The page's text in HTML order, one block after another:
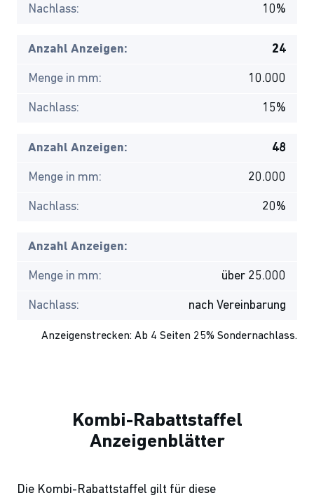
Nachlass: 10%
Anzahl Anzeigen: 24
Menge in mm: 10.000
Nachlass: 15%
Anzahl Anzeigen: 48
Menge in mm: 20.000
Nachlass: 20%
Anzahl Anzeigen:
Menge in mm: über 25.000
Nachlass: nach Vereinbarung
Anzeigenstrecken: Ab 4 Seiten 25% Sondernachlass.
Kombi-Rabattstaffel
Anzeigenblätter
Die Kombi-Rabattstaffel gilt für diese